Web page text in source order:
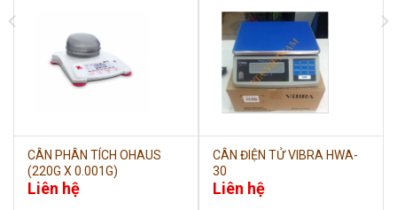
CÂN PHÂN TÍCH OHAUS
(220G X 0.001G)
Liên hệ
CÂN ĐIỆN TỬ VIBRA HWA-
30
Liên hệ